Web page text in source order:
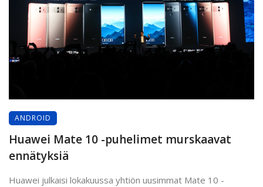
ANDROID
Huawei Mate 10 -puhelimet murskaavat
ennätyksiä
Huawei julkaisi lokakuussa yhtiön uusimmat Mate 10 -